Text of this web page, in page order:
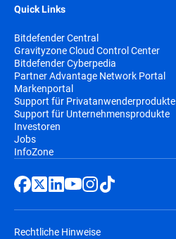
Quick Links
Bitdefender Central
Gravityzone Cloud Control Center
Bitdefender Cyberpedia
Partner Advantage Network Portal
Markenportal
Support für Privatanwenderprodukte
Support für Unternehmensprodukte
Investoren
Jobs
InfoZone
Rechtliche Hinweise